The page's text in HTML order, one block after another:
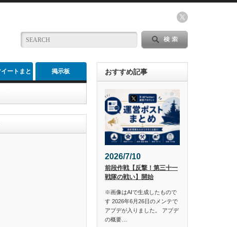
ートまと 掲示板 おすすめ記事
2026/7/10
前段作戦【反撃！第三十一
戦隊の戦い】開始
※画像はAIで生成したもので
す 2026年6月26日のメンテで
アプデが入りました。 アプデ
の概要…